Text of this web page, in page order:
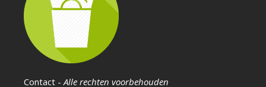
Contact - Alle rechten voorbehouden